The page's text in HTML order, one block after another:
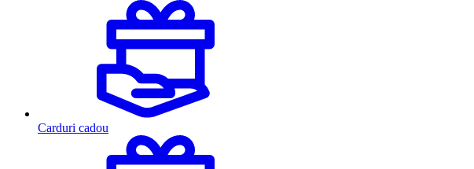
Carduri cadou